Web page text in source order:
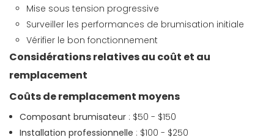
Mise sous tension progressive
Surveiller les performances de brumisation initiale
Vérifier le bon fonctionnement
Considérations relatives au coût et au
remplacement
Coûts de remplacement moyens
Composant brumisateur : $50 - $150
Installation professionnelle : $100 - $250